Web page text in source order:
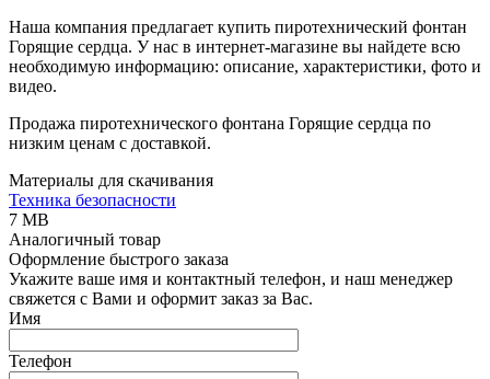
Наша компания предлагает купить пиротехнический фонтан
Горящие сердца. У нас в интернет-магазине вы найдете всю
необходимую информацию: описание, характеристики, фото и
видео.
Продажа пиротехнического фонтана Горящие сердца по
низким ценам с доставкой.
Материалы для скачивания
Техника безопасности
7 MB
Аналогичный товар
Оформление быстрого заказа
Укажите ваше имя и контактный телефон, и наш менеджер
свяжется с Вами и оформит заказ за Вас.
Имя
Телефон